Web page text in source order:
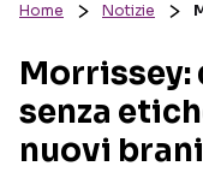
RECENSIONI
INTERVISTE
GOSSIP E
Home Notizie
Morrissey:
senza
nuovi